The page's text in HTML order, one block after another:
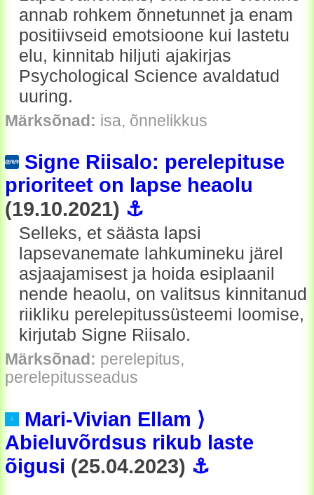
annab rohkem õnnetunnet ja enam
positiivseid emotsioone kui lastetu
elu, kinnitab hiljuti ajakirjas
Psychological Science avaldatud
uuring.
Märksõnad: isa, õnnelikkus
Signe Riisalo: perelepituse
prioriteet on lapse heaolu
(19.10.2021) ⚓
Selleks, et säästa lapsi
lapsevanemate lahkumineku järel
asjaajamisest ja hoida esiplaanil
nende heaolu, on valitsus kinnitanud
riikliku perelepitussüsteemi loomise,
kirjutab Signe Riisalo.
Märksõnad: perelepitus,
perelepitusseadus
Mari-Vivian Ellam ⟩
Abieluvõrdsus rikub laste
õigusi (25.04.2023) ⚓